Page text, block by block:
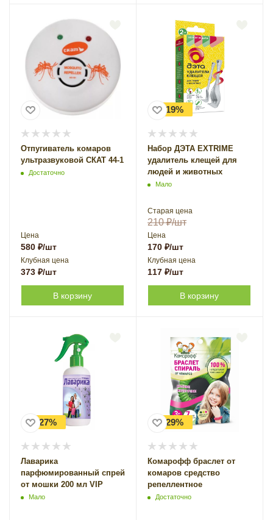
Отпугиватель комаров
ультразвуковой СКАТ 44-1
Достаточно
Цена
580 ₽/шт
Клубная цена
373 ₽/шт
В корзину
-19%
Набор ДЭТА EXTRIME
удалитель клещей для
людей и животных
Мало
Старая цена
210₽/шт
Цена
170 ₽/шт
Клубная цена
117 ₽/шт
В корзину
-27%
Лаварика
парфюмированный спрей
от мошки 200 мл VIP
Мало
-29%
Комарофф браслет от
комаров средство
репеллентное
Достаточно